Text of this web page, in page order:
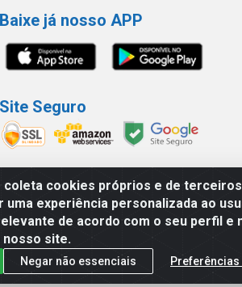
coleta cookies próprios e de
uma experiência personalizada ao
de acordo com o seu perfil e
nosso site.
Negar não essenciais Preferências
Baixe já nosso APP
Site Seguro
América Latina Indústria e Comércio de